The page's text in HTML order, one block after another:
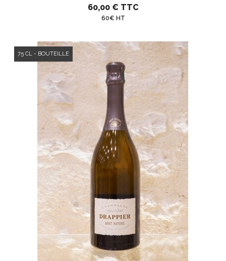
60,00 € TTC
60€ HT
75 CL - BOUTEILLE